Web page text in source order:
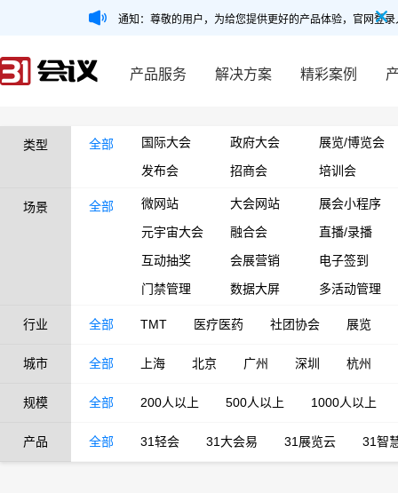
通知：尊敬的用户，为给您提供更好的产品体验，官网登
产品服务 解决方案 精彩案例
类型 全部 国际大会 政府大会
展览/博览会
发布会
招商会 培训会
场景 全部 微网站 大会网站
展会小程序
元宇宙大会
融合会
直播/录播
互动抽奖
会展营销
电子签到
门禁管理
数据大屏 多活动管理
行业 全部 TMT 医疗医药 社团协会 展览
城市 全部 上海 北京 广州 深圳 杭州
规模 全部 200人以上 500人以上 1000人以上
产品 全部 31轻会 31大会易 31展览云 31智